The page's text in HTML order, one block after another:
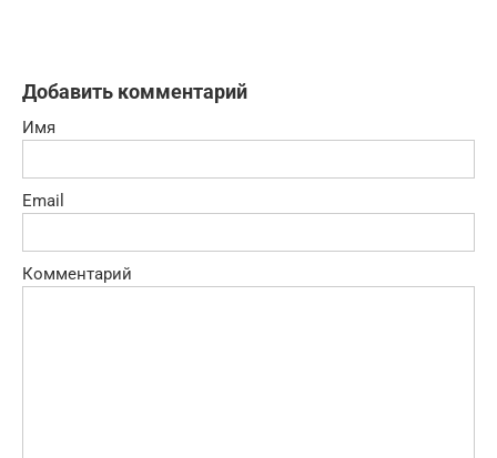
Добавить комментарий
Имя
Email
Комментарий